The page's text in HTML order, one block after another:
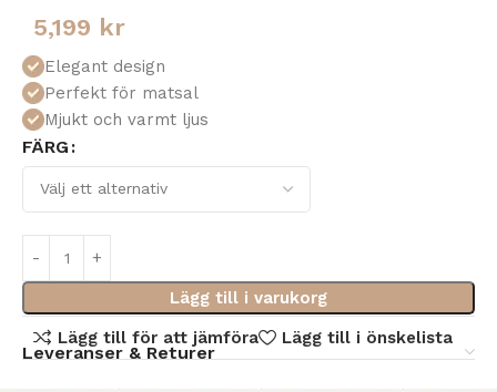
5,199 kr
Elegant design
Perfekt för matsal
Mjukt och varmt ljus
FÄRG
Lägg till i varukorg
Lägg till för att jämföra
Lägg till i önskelista
Leveranser & Returer